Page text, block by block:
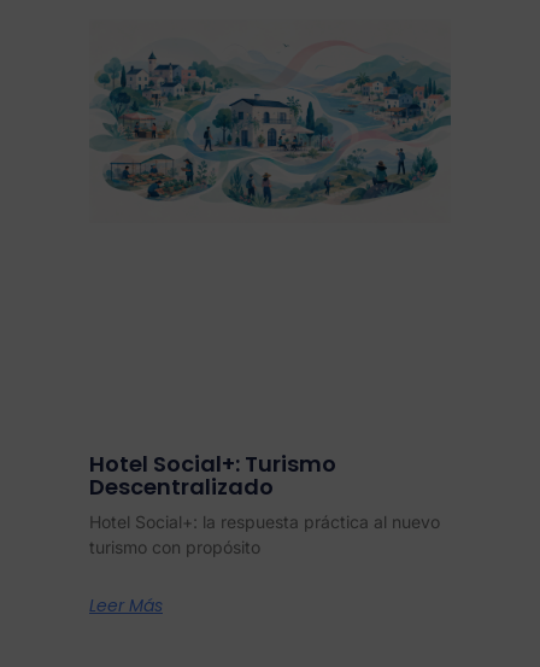
Hotel Social+: Turismo
Descentralizado
Hotel Social+: la respuesta práctica al nuevo
turismo con propósito
Leer Más